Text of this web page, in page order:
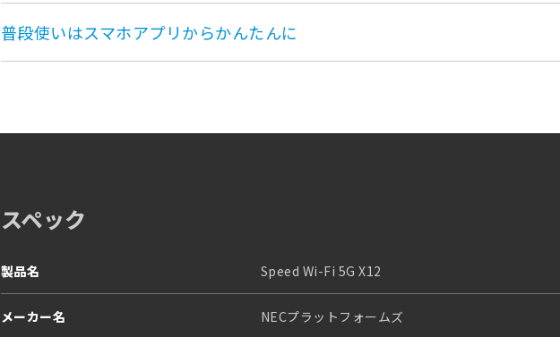
普段使いはスマホアプリからかんたんに
スペック
製品名 Speed Wi-Fi 5G X12
メーカー名 NECプラットフォームズ